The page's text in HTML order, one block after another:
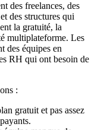
des freelances, des
des structures qui
la gratuité, la
multiplateforme. Les
des équipes en
RH qui ont besoin de
:
gratuit et pas assez